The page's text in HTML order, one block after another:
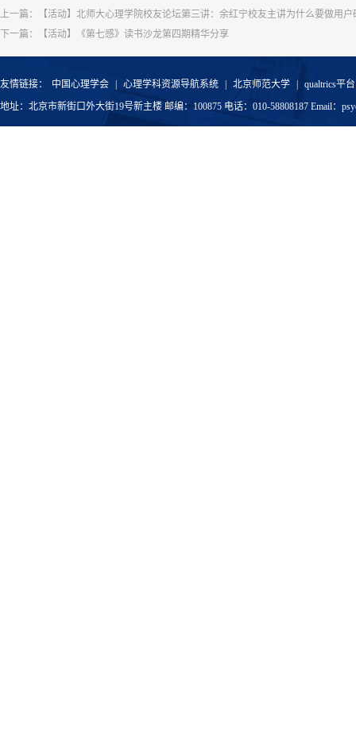
上一篇：
【活动】北师大心理学院校友论坛第三讲：余红宁校友主讲为什么要做用户
下一篇：
【活动】《第七感》读书沙龙第四期精华分享
友情链接： 中国心理学会 心理学科资源导航系统 北京师范大学
qualtrics平台
地址：北京市新街口外大街19号新主楼 邮编：100875 电话：010-58808187 Email：